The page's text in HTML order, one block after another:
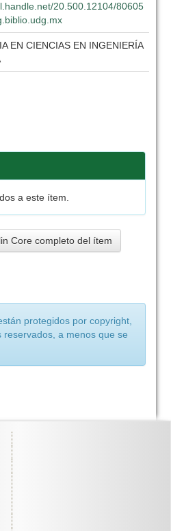
20.500.12104/80605
EN CIENCIAS EN INGENIERÍA
a este ítem.
Core completo del ítem
protegidos por copyright,
reservados, a menos que se